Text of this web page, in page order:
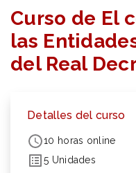
Curso de El
las
del Real
Detalles del curso
10 horas online
5 Unidades